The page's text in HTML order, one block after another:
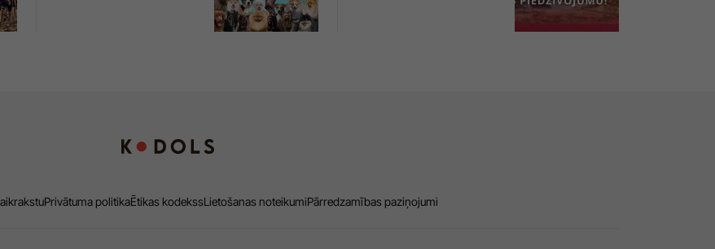
Privātuma politikaĒtikas kodekssLietošanas noteikumiPārredzamības paziņojumi